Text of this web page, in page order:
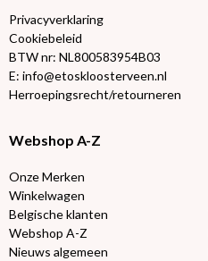
Privacyverklaring
Cookiebeleid
BTW nr: NL800583954B03
E: info@etoskloosterveen.nl
Herroepingsrecht/retourneren
Webshop A-Z
Onze Merken
Winkelwagen
Belgische klanten
Webshop A-Z
Nieuws algemeen